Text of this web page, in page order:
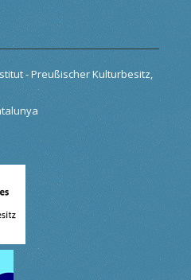
- Preußischer Kulturbesitz,